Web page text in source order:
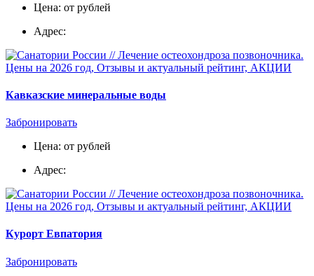
Цена: от рублей
Адрес:
Кавказские минеральные воды
Забронировать
Цена: от рублей
Адрес:
Курорт Евпатория
Забронировать